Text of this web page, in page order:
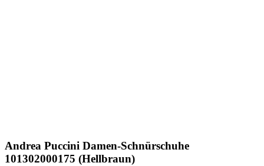
Andrea Puccini Damen-Schnürschuhe
101302000175 (Hellbraun)